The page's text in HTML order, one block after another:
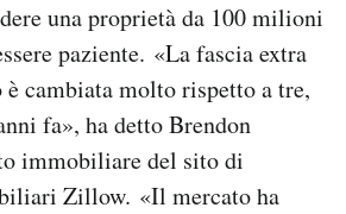
una proprietà da 100 milioni
paziente. «La fascia extra
cambiata molto rispetto a tre,
fa», ha detto Brendon
immobiliare del sito di
Zillow. «Il mercato ha